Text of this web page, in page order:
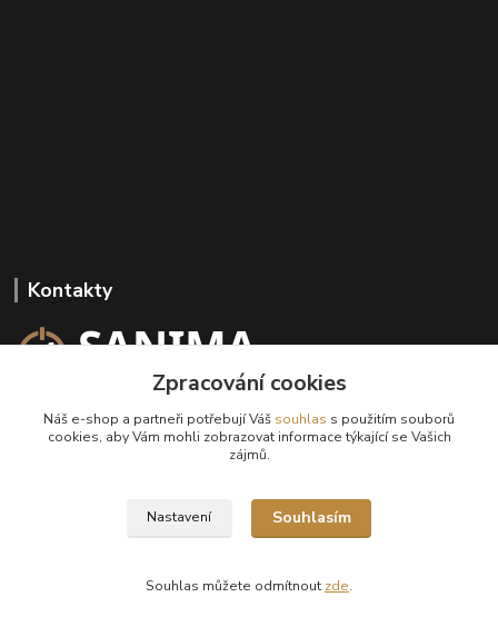
Kontakty
+420 602 647 136
(Po-Pá, 9-18 hod.)
Zpracování cookies
Náš e-shop a partneři potřebují Váš souhlas s použitím souborů
cookies, aby Vám mohli zobrazovat informace týkající se Vašich
zájmů.
Nastavení Souhlasím
Souhlas můžete odmítnout zde.